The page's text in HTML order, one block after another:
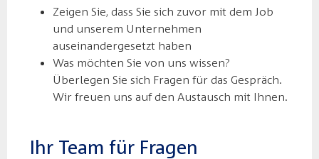
Zeigen Sie, dass Sie sich zuvor mit dem Job
und unserem Unternehmen
auseinandergesetzt haben
Was möchten Sie von uns wissen?
Überlegen Sie sich Fragen für das Gespräch.
Wir freuen uns auf den Austausch mit Ihnen.
Ihr Team für Fragen